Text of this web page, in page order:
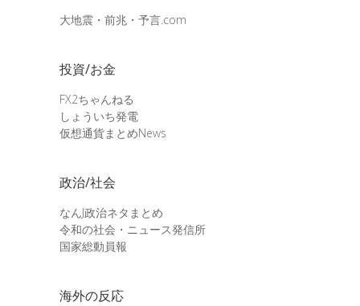
大地震・前兆・予言.com
投資/お金
FX2ちゃんねる
しょういち発電
仮想通貨まとめNews
政治/社会
なんJ政治ネタまとめ
令和の社会・ニュース発信所
国家総動員報
海外の反応